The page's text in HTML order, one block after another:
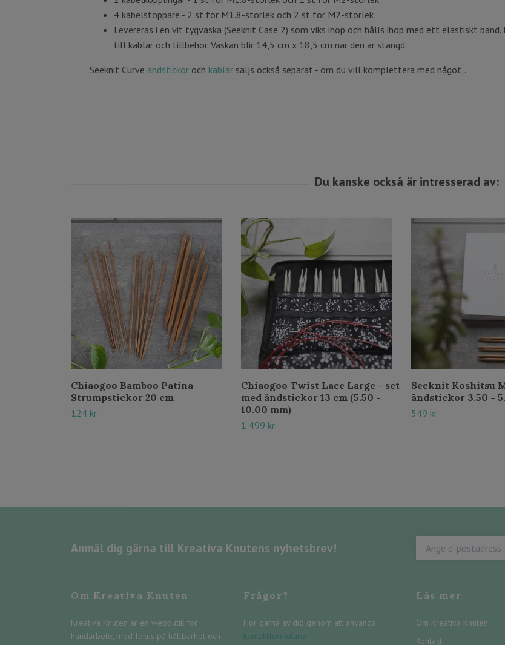
4 kabelstoppare - 2 st för M1.8-storlek och 2 st för M2-storlek
Levereras i en vit tygväska (Seeknit Case 2) som viks ihop och hålls ihop med ett elastiskt
till kablar och tillbehör. Väskan blir 14,5 cm x 18,5 cm när den är stängd.
Seeknit Curve ändstickor och kablar säljs också separat - om du vill komplettera med något,.
Chiaogoo Bamboo Patina
Strumpstickor 20 cm
124 kr
Chiaogoo Twist Lace Large - set
med ändstickor 13 cm (5.50 -
10.00 mm)
1 499 kr
Seeknit Koshitsu
ändstickor 3.50 -
549 kr
Anmäl dig gärna till Kreativa Knutens nyhetsbrev!
Om Kreativa Knuten
Kreativa Knuten är en webbutik för
handarbete, med fokus på hållbarhet och
Frågor?
Hör gärna av dig genom att använda
kontaktformuläret.
Läs mer
Om Kreativa Knuten
Kontakt